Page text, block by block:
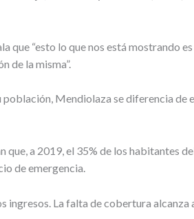
que “esto lo que nos está mostrando
de la misma”.
Mendiolaza se diferencia
a 2019, el 35% de los habitantes
de emergencia.
La falta de cobertura